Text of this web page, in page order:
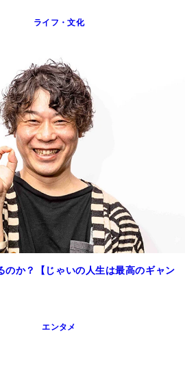
ライフ・文化
のか？【じゃいの人生は最高のギャン
エンタメ